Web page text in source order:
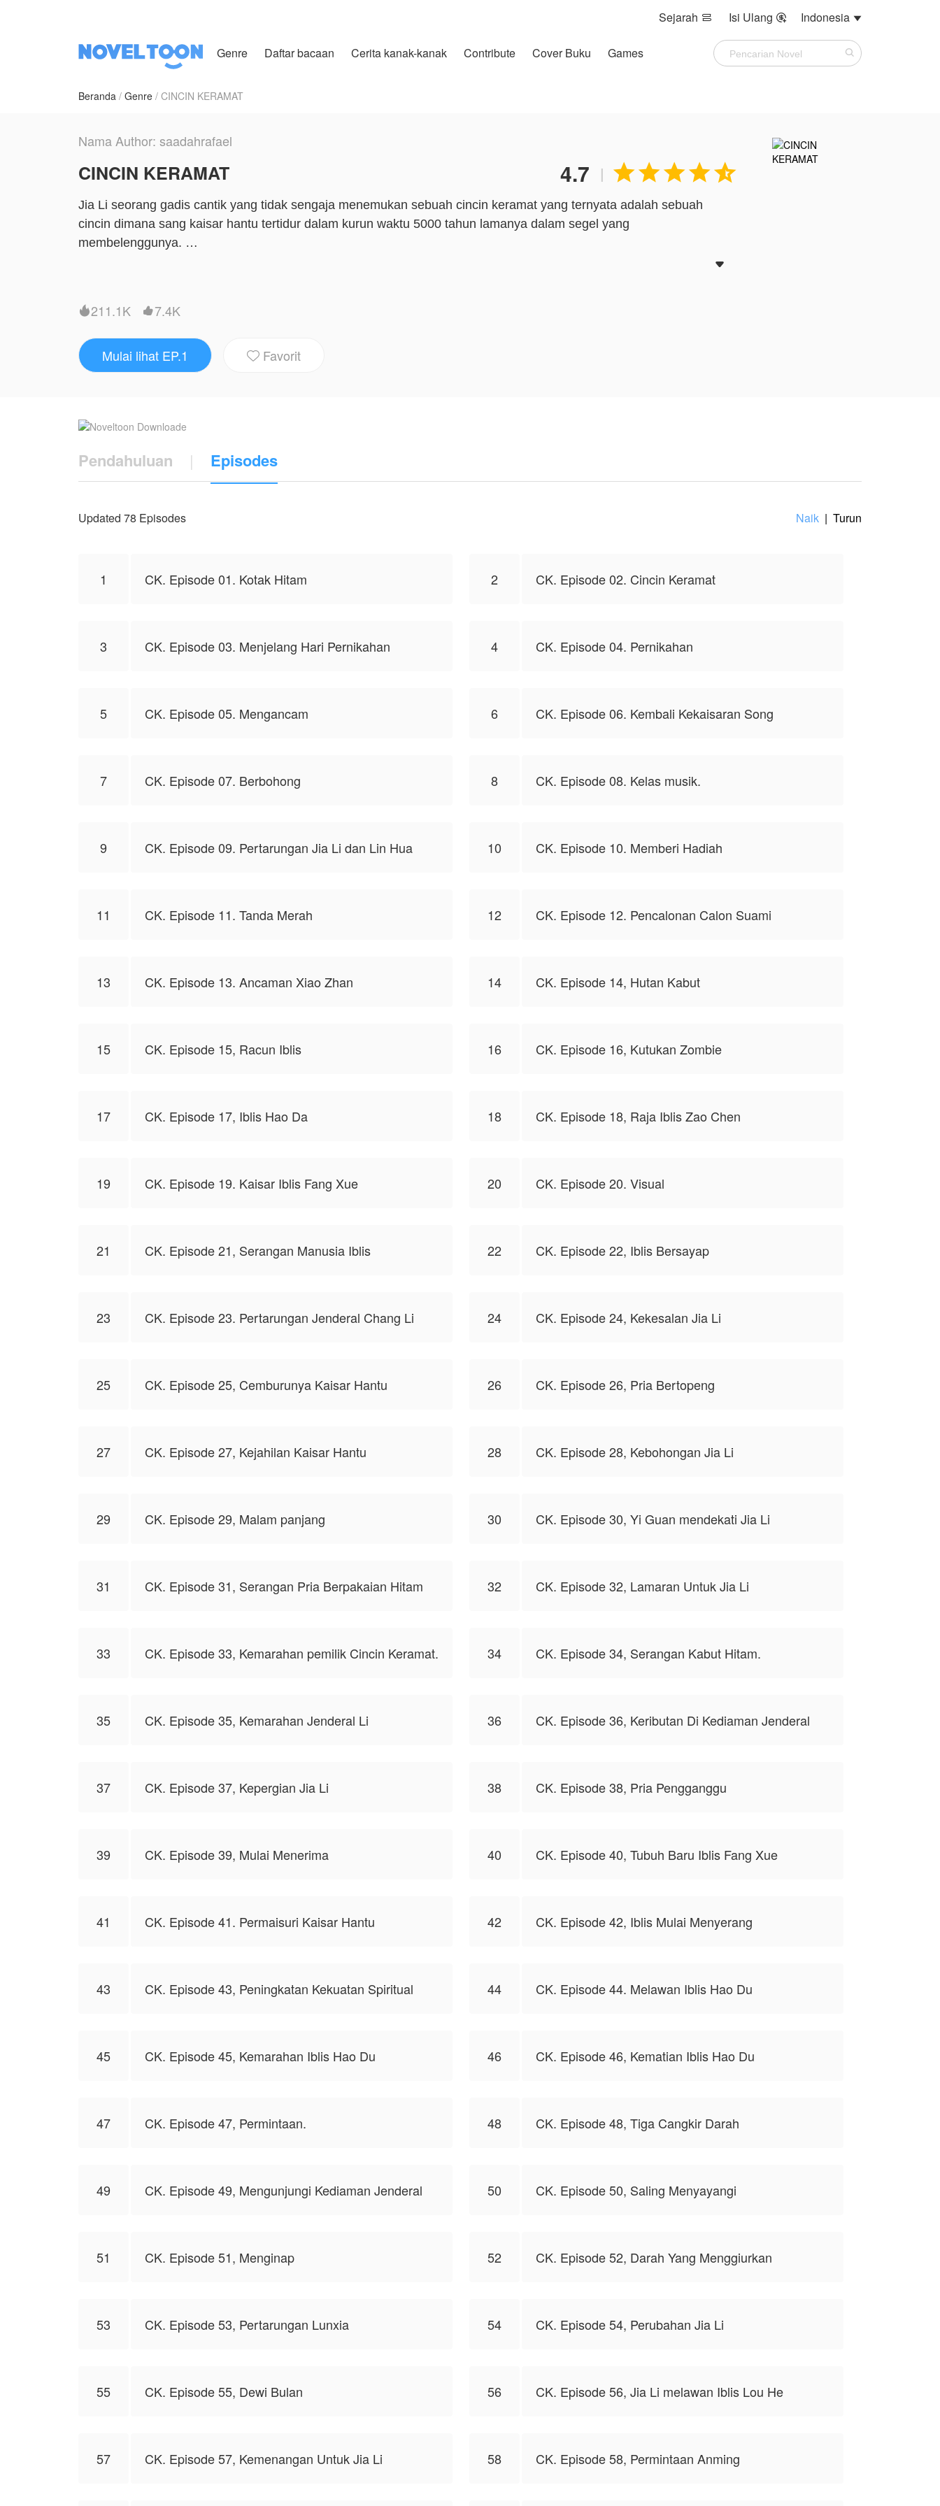
Sejarah  Isi Ulang  Indonesia 
Genre Daftar bacaan Cerita kanak-kanak Contribute Cover Buku Games
Beranda Genre CINCIN KERAMAT
Nama Author: saadahrafael
CINCIN KERAMAT 4.7 | 
Jia Li seorang gadis cantik yang tidak sengaja menemukan sebuah cincin keramat yang ternyata adalah sebuah
cincin dimana sang kaisar hantu tertidur dalam kurun waktu 5000 tahun lamanya dalam segel yang
membelenggunya.
Mampukah Jia Li bertahan dengan hubungannya bersama kaisar hantu? Ikuti kelanjutannya dalam kisah Cincim
Keramat.

211.1K 7.4K
Mulai lihat EP.1  Favorit
Pendahuluan | Episodes
Updated 78 Episodes Naik | Turun
1 CK. Episode 01. Kotak Hitam 2 CK. Episode 02. Cincin Keramat
3 CK. Episode 03. Menjelang Hari Pernikahan 4 CK. Episode 04. Pernikahan
5 CK. Episode 05. Mengancam 6 CK. Episode 06. Kembali Kekaisaran Song
7 CK. Episode 07. Berbohong 8 CK. Episode 08. Kelas musik.
9 CK. Episode 09. Pertarungan Jia Li dan Lin Hua 10 CK. Episode 10. Memberi Hadiah
11 CK. Episode 11. Tanda Merah 12 CK. Episode 12. Pencalonan Calon Suami
13 CK. Episode 13. Ancaman Xiao Zhan 14 CK. Episode 14, Hutan Kabut
15 CK. Episode 15, Racun Iblis 16 CK. Episode 16, Kutukan Zombie
17 CK. Episode 17, Iblis Hao Da 18 CK. Episode 18, Raja Iblis Zao Chen
19 CK. Episode 19. Kaisar Iblis Fang Xue 20 CK. Episode 20. Visual
21 CK. Episode 21, Serangan Manusia Iblis 22 CK. Episode 22, Iblis Bersayap
23 CK. Episode 23. Pertarungan Jenderal Chang Li 24 CK. Episode 24, Kekesalan Jia Li
25 CK. Episode 25, Cemburunya Kaisar Hantu 26 CK. Episode 26, Pria Bertopeng
27 CK. Episode 27, Kejahilan Kaisar Hantu 28 CK. Episode 28, Kebohongan Jia Li
29 CK. Episode 29, Malam panjang 30 CK. Episode 30, Yi Guan mendekati Jia Li
31 CK. Episode 31, Serangan Pria Berpakaian Hitam 32 CK. Episode 32, Lamaran Untuk Jia Li
33 CK. Episode 33, Kemarahan pemilik Cincin Keramat. 34 CK. Episode 34, Serangan Kabut Hitam.
35 CK. Episode 35, Kemarahan Jenderal Li 36 CK. Episode 36, Keributan Di Kediaman Jenderal
37 CK. Episode 37, Kepergian Jia Li 38 CK. Episode 38, Pria Pengganggu
39 CK. Episode 39, Mulai Menerima 40 CK. Episode 40, Tubuh Baru Iblis Fang Xue
41 CK. Episode 41. Permaisuri Kaisar Hantu 42 CK. Episode 42, Iblis Mulai Menyerang
43 CK. Episode 43, Peningkatan Kekuatan Spiritual 44 CK. Episode 44. Melawan Iblis Hao Du
45 CK. Episode 45, Kemarahan Iblis Hao Du 46 CK. Episode 46, Kematian Iblis Hao Du
47 CK. Episode 47, Permintaan. 48 CK. Episode 48, Tiga Cangkir Darah
49 CK. Episode 49, Mengunjungi Kediaman Jenderal 50 CK. Episode 50, Saling Menyayangi
51 CK. Episode 51, Menginap 52 CK. Episode 52, Darah Yang Menggiurkan
53 CK. Episode 53, Pertarungan Lunxia 54 CK. Episode 54, Perubahan Jia Li
55 CK. Episode 55, Dewi Bulan 56 CK. Episode 56, Jia Li melawan Iblis Lou He
57 CK. Episode 57, Kemenangan Untuk Jia Li 58 CK. Episode 58, Permintaan Anming